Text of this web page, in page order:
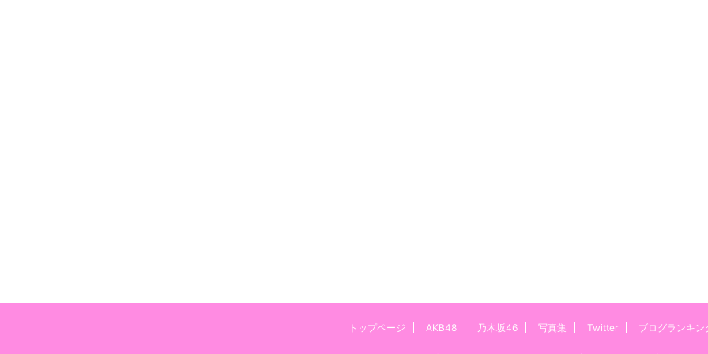
トップページ AKB48 乃木坂46 写真集 Twitter ブログランキン